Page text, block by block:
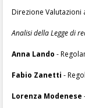
Direzione
Analisi della Legge di
Anna Lando -
Fabio Zanetti -
Lorenza Modenese